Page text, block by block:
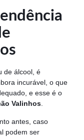
de álcool, é
incurável, o que
e esse é o
Valinhos.
antes, caso
podem ser